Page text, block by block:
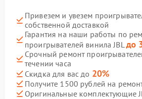
Привезем и увезем
собственной доставкой
Гарантия на наши работы по
проигрывателей винила JBLдо
Срочный ремонт
течении часа
Скидка для вас до 20%
Получите 1500 рублей на
Оригинальные комплектующие